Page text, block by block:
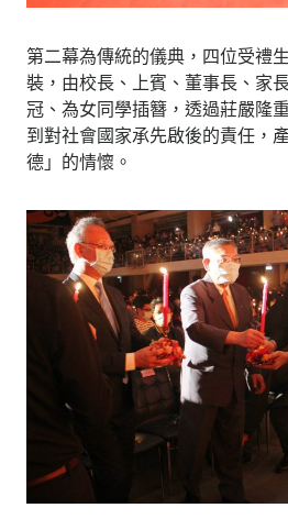
第二幕為傳統的儀典，四位受禮
裝，由校長、上賓、董事長、家
冠、為女同學插簪，透過莊嚴隆
到對社會國家承先啟後的責任，
德」的情懷。